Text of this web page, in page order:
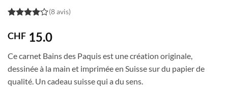
5
(8 avis)
CHF 15.0
Ce carnet Bains des Paquis est une création originale,
dessinée à la main et imprimée en Suisse sur du papier de
qualité. Un cadeau suisse qui a du sens.